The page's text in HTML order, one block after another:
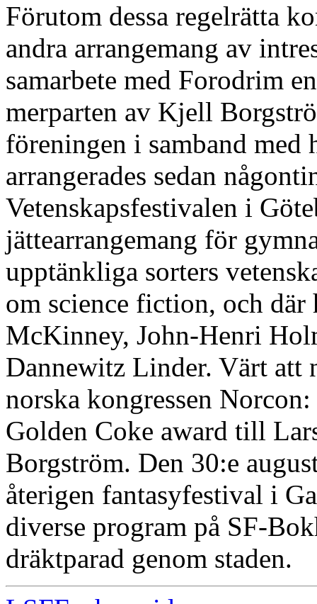
Förutom dessa regelrätta
andra arrangemang av
samarbete med Forodrim
merparten av Kjell
föreningen i samband med
arrangerades sedan
Vetenskapsfestivalen i
jättearrangemang för
upptänkliga sorters
om science fiction, och
McKinney, John-Henri
Dannewitz Linder. Värt att
norska kongressen
Golden Coke award till
Borgström. Den 30:e
återigen fantasyfestival i
diverse program på SF-
dräktparad genom staden.